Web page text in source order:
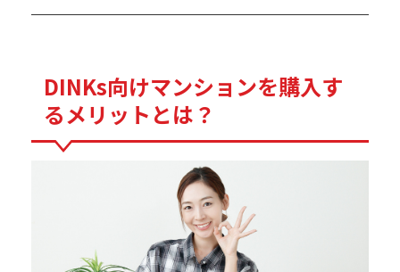
DINKs向けマンションを購入す
るメリットとは？